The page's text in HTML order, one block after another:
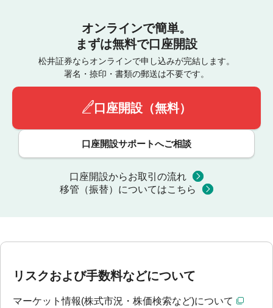
オンラインで簡単。
まずは無料で口座開設
松井証券ならオンラインで申し込みが完結します。
署名・捺印・書類の郵送は不要です。
口座開設（無料）
口座開設サポートへご相談
口座開設からお取引の流れ
移管（振替）についてはこちら
リスクおよび手数料などについて
マーケット情報(株式市況・株価検索など)について